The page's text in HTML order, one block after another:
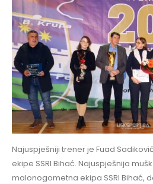
Najuspješniji trener je Fuad
ekipe SSRI Bihać. Najuspješnija
malonogometna ekipa SSRI Bihać,